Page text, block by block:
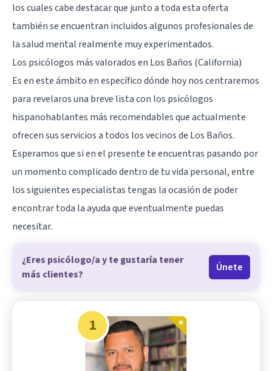
los cuales cabe destacar que junto a toda esta oferta
también se encuentran incluidos algunos profesionales de
la salud mental realmente muy experimentados.
Los psicólogos más valorados en Los Baños (California)
Es en este ámbito en específico dónde hoy nos centraremos
para revelaros una breve lista con los psicólogos
hispanohablantes más recomendables que actualmente
ofrecen sus servicios a todos los vecinos de Los Baños.
Esperamos que si en el presente te encuentras pasando por
un momento complicado dentro de tu vida personal, entre
los siguientes especialistas tengas la ocasión de poder
encontrar toda la ayuda que eventualmente puedas
necesitar.
¿Eres psicólogo/a y te gustaría tener
más clientes?
Únete
1